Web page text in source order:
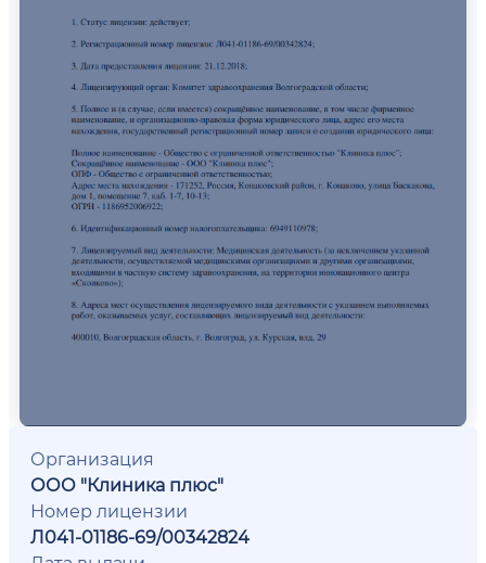
Организация
ООО "Клиника плюс"
Номер лицензии
Л041-01186-69/00342824